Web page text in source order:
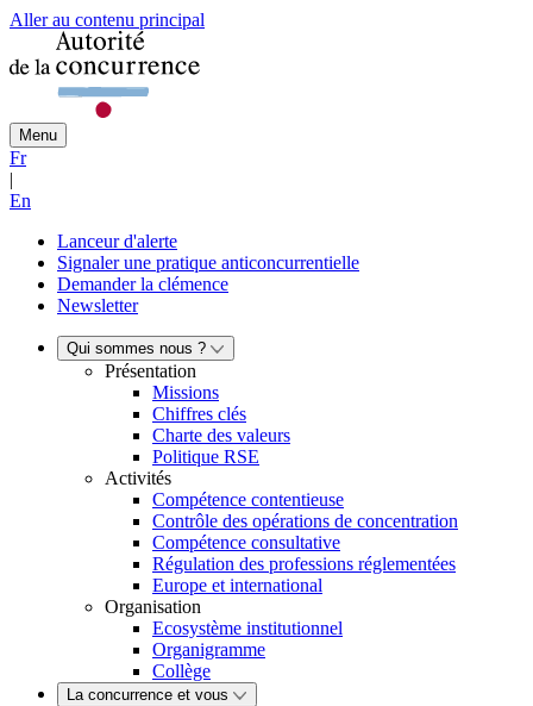
Aller au contenu principal
Menu
Fr
|
En
Lanceur d'alerte
Signaler une pratique anticoncurrentielle
Demander la clémence
Newsletter
Qui sommes nous ?
Présentation
Missions
Chiffres clés
Charte des valeurs
Politique RSE
Activités
Compétence contentieuse
Contrôle des opérations de concentration
Compétence consultative
Régulation des professions réglementées
Europe et international
Organisation
Ecosystème institutionnel
Organigramme
Collège
La concurrence et vous